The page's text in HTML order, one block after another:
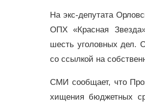
На экс-депутата
ОПХ «Красная
шесть уголовных дел.
со ссылкой на
СМИ сообщает, что
хищения бюджетных